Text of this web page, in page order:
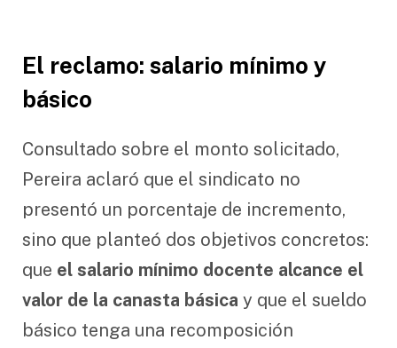
El reclamo: salario mínimo y
básico
Consultado sobre el monto solicitado,
Pereira aclaró que el sindicato no
presentó un porcentaje de incremento,
sino que planteó dos objetivos concretos:
que el salario mínimo docente alcance el
valor de la canasta básica y que el sueldo
básico tenga una recomposición